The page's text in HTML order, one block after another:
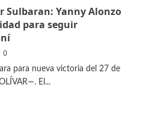
Sulbaran: Yanny Alonzo
para seguir
0
para nueva victoria del 27 de
El...